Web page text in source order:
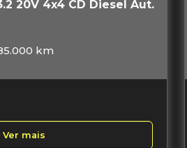
20V 4x4 CD Diesel Aut.
km
Ver mais